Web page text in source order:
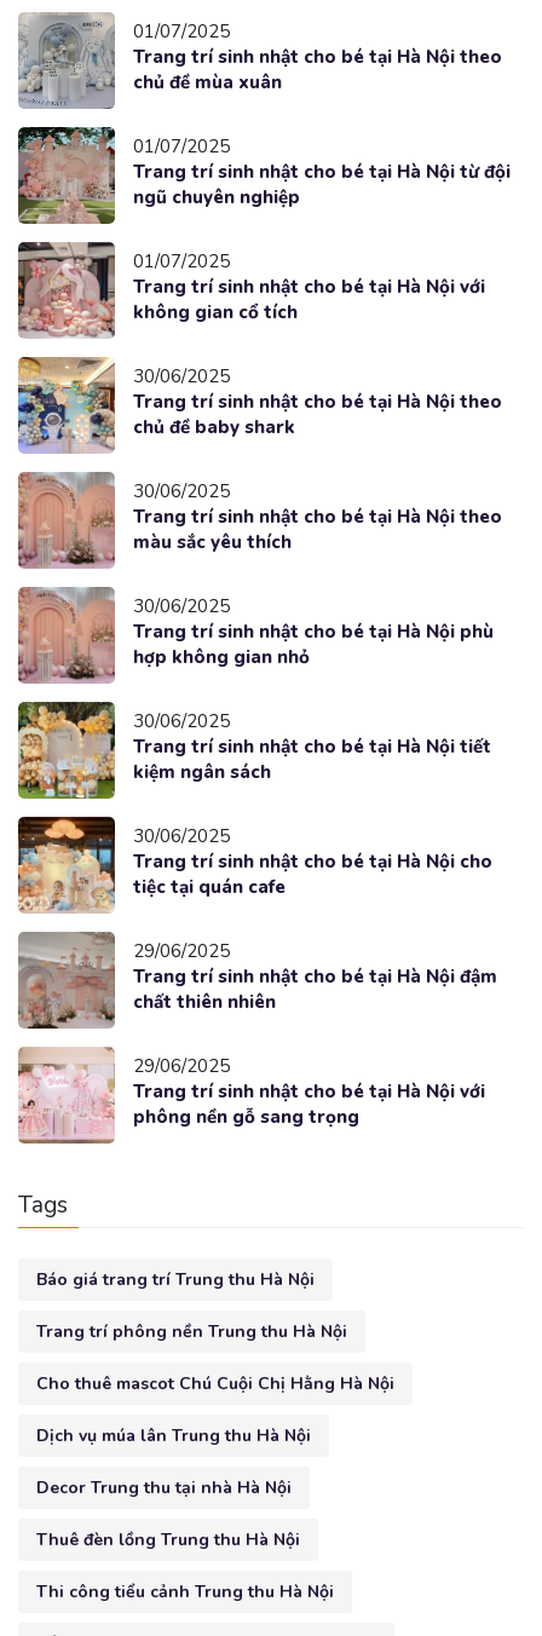
01/07/2025
Trang trí sinh nhật cho bé tại Hà Nội theo
chủ đề mùa xuân
01/07/2025
Trang trí sinh nhật cho bé tại Hà Nội từ đội
ngũ chuyên nghiệp
01/07/2025
Trang trí sinh nhật cho bé tại Hà Nội với
không gian cổ tích
30/06/2025
Trang trí sinh nhật cho bé tại Hà Nội theo
chủ đề baby shark
30/06/2025
Trang trí sinh nhật cho bé tại Hà Nội theo
màu sắc yêu thích
30/06/2025
Trang trí sinh nhật cho bé tại Hà Nội phù
hợp không gian nhỏ
30/06/2025
Trang trí sinh nhật cho bé tại Hà Nội tiết
kiệm ngân sách
30/06/2025
Trang trí sinh nhật cho bé tại Hà Nội cho
tiệc tại quán cafe
29/06/2025
Trang trí sinh nhật cho bé tại Hà Nội đậm
chất thiên nhiên
29/06/2025
Trang trí sinh nhật cho bé tại Hà Nội với
phông nền gỗ sang trọng
Tags
Báo giá trang trí Trung thu Hà Nội
Trang trí phông nền Trung thu Hà Nội
Cho thuê mascot Chú Cuội Chị Hằng Hà Nội
Dịch vụ múa lân Trung thu Hà Nội
Decor Trung thu tại nhà Hà Nội
Thuê đèn lồng Trung thu Hà Nội
Thi công tiểu cảnh Trung thu Hà Nội